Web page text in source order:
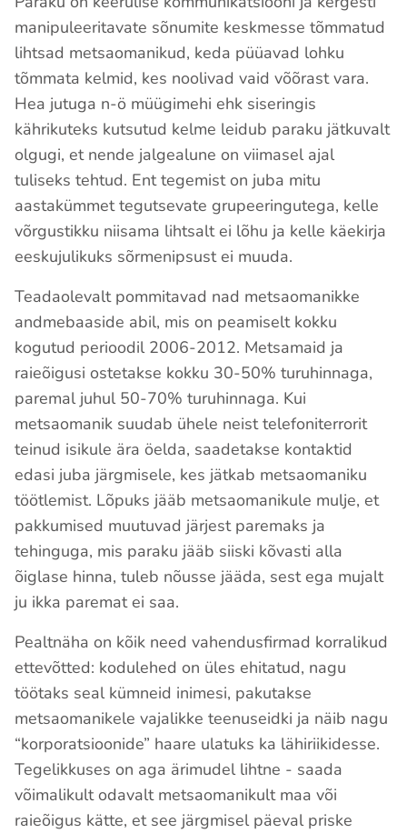
manipuleeritavate sõnumite keskmesse tõmmatud
lihtsad metsaomanikud, keda püüavad lohku
tõmmata kelmid, kes noolivad vaid võõrast vara.
Hea jutuga n-ö müügimehi ehk siseringis
kährikuteks kutsutud kelme leidub paraku jätkuvalt
olgugi, et nende jalgealune on viimasel ajal
tuliseks tehtud. Ent tegemist on juba mitu
aastakümmet tegutsevate grupeeringutega, kelle
võrgustikku niisama lihtsalt ei lõhu ja kelle käekirja
eeskujulikuks sõrmenipsust ei muuda.
Teadaolevalt pommitavad nad metsaomanikke
andmebaaside abil, mis on peamiselt kokku
kogutud perioodil 2006-2012. Metsamaid ja
raieõigusi ostetakse kokku 30-50% turuhinnaga,
paremal juhul 50-70% turuhinnaga. Kui
metsaomanik suudab ühele neist telefoniterrorit
teinud isikule ära öelda, saadetakse kontaktid
edasi juba järgmisele, kes jätkab metsaomaniku
töötlemist. Lõpuks jääb metsaomanikule mulje, et
pakkumised muutuvad järjest paremaks ja
tehinguga, mis paraku jääb siiski kõvasti alla
õiglase hinna, tuleb nõusse jääda, sest ega mujalt
ju ikka paremat ei saa.
Pealtnäha on kõik need vahendusfirmad korralikud
ettevõtted: kodulehed on üles ehitatud, nagu
töötaks seal kümneid inimesi, pakutakse
metsaomanikele vajalikke teenuseidki ja näib nagu
“korporatsioonide” haare ulatuks ka lähiriikidesse.
Tegelikkuses on aga ärimudel lihtne - saada
võimalikult odavalt metsaomanikult maa või
raieõigus kätte, et see järgmisel päeval priske